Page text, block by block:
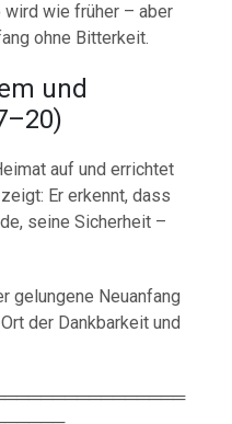
wirdwiefrüher –aber
ohne Bitterkeit.
und
20)
aufunderrichtet
zeigt: Ererkennt,dass
seineSicherheit –
gelungene Neuanfang
Ortder Dankbarkeitund